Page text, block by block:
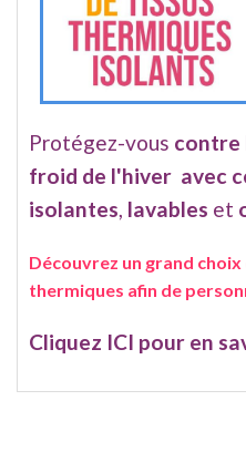
Protégez-vous contre
froid de l'hiver avec
isolantes, lavables et
Découvrez un grand
thermiques afin de
Cliquez ICI pour en